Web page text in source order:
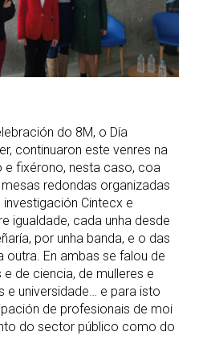
do 8M, o Día
continuaron este venres na
e fixérono, nesta caso, coa
redondas organizadas
Cintecx e
igualdade, cada unha desde
por unha banda, e o das
outra. En ambas se falou de
e de ciencia, de mulleres e
e universidade… e para isto
de profesionais de moi
do sector público como do